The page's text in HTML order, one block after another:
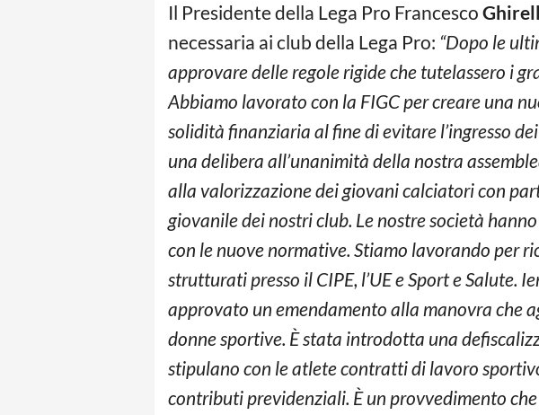
Il Presidente della Lega Pro Francesco
necessaria ai club della Lega Pro: “Dopo le
approvare delle regole rigide che tutelassero i
Abbiamo lavorato con la FIGC per creare una
solidità finanziaria al fine di evitare l’ingresso
una delibera all’unanimità della nostra
alla valorizzazione dei giovani calciatori con
giovanile dei nostri club. Le nostre società
con le nuove normative. Stiamo lavorando per
strutturati presso il CIPE, l’UE e Sport e Salute.
approvato un emendamento alla manovra che
donne sportive. È stata introdotta una
stipulano con le atlete contratti di lavoro
contributi previdenziali. È un provvedimento